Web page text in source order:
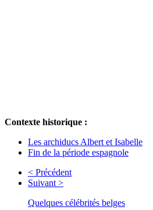
Contexte historique :
Les archiducs Albert et Isabelle
Fin de la période espagnole
< Précédent
Suivant >
Quelques célébrités belges